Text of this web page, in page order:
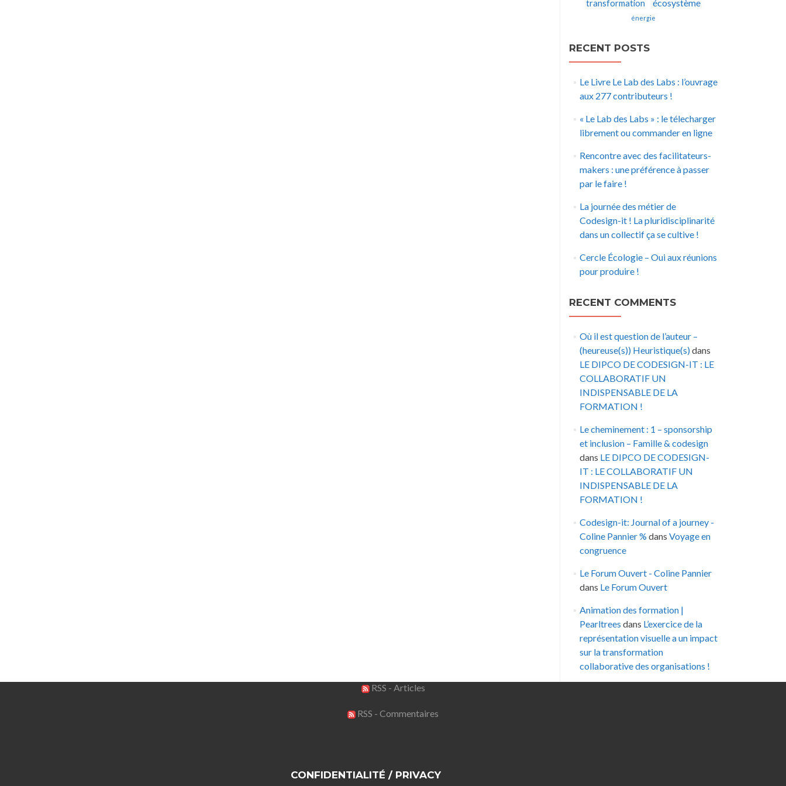
transformation écosystème
énergie
RECENT POSTS
Le Livre Le Lab des Labs : l’ouvrage
aux 277 contributeurs !
« Le Lab des Labs » : le télecharger
librement ou commander en ligne
Rencontre avec des facilitateurs-
makers : une préférence à passer
par le faire !
La journée des métier de
Codesign-it ! La pluridisciplinarité
dans un collectif ça se cultive !
Cercle Écologie – Oui aux réunions
pour produire !
RECENT COMMENTS
Où il est question de l’auteur –
(heureuse(s)) Heuristique(s)dans
LE DIPCO DE CODESIGN-IT : LE
COLLABORATIF UN
INDISPENSABLE DE LA
FORMATION !
Le cheminement : 1 – sponsorship
et inclusion – Famille & codesign
dans LE DIPCO DE CODESIGN-
IT : LE COLLABORATIF UN
INDISPENSABLE DE LA
FORMATION !
Codesign-it: Journal of a journey -
Coline Pannier % dans Voyage en
congruence
Le Forum Ouvert - Coline Pannier
dans Le Forum Ouvert
Animation des formation |
Pearltrees dans L’exercice de la
représentation visuelle a un impact
sur la transformation
collaborative des organisations !
RSS - Articles
RSS - Commentaires
CONFIDENTIALITÉ / PRIVACY